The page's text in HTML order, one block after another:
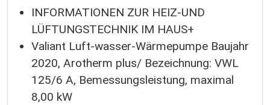
INFORMATIONEN ZUR HEIZ-UND
LÜFTUNGSTECHNIK IM HAUS+
Valiant Luft-wasser-Wärmepumpe Baujahr
2020, Arotherm plus/ Bezeichnung: VWL
125/6 A, Bemessungsleistung, maximal
8,00 kW